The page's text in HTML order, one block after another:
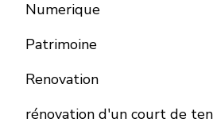
Numerique
Patrimoine
Renovation
rénovation d'un court de